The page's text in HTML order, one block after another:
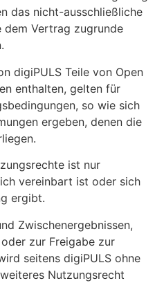
das nicht-ausschließliche
dem Vertrag zugrunde
digiPULS Teile von Open
enthalten, gelten für
so wie sich
ergeben, denen die
ist nur
vereinbart ist oder sich
ergibt.
Zwischenergebnissen,
zur Freigabe zur
seitens digiPULS ohne
Nutzungsrecht